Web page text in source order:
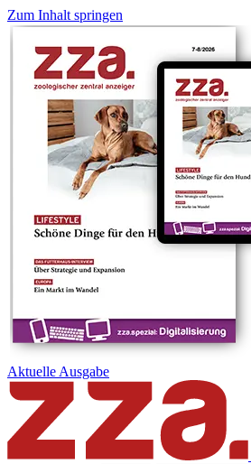
Zum Inhalt springen
Aktuelle Ausgabe